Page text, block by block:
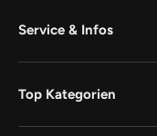
Service & Infos
Top Kategorien